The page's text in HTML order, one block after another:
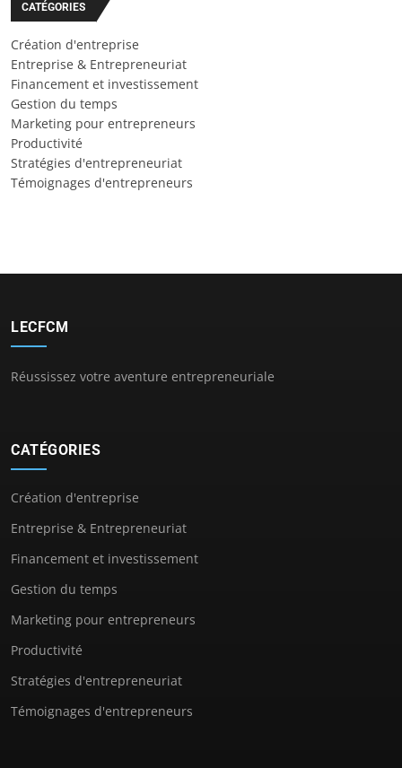
CATÉGORIES
Création d'entreprise
Entreprise & Entrepreneuriat
Financement et investissement
Gestion du temps
Marketing pour entrepreneurs
Productivité
Stratégies d'entrepreneuriat
Témoignages d'entrepreneurs
LECFCM
Réussissez votre aventure entrepreneuriale
CATÉGORIES
Création d'entreprise
Entreprise & Entrepreneuriat
Financement et investissement
Gestion du temps
Marketing pour entrepreneurs
Productivité
Stratégies d'entrepreneuriat
Témoignages d'entrepreneurs